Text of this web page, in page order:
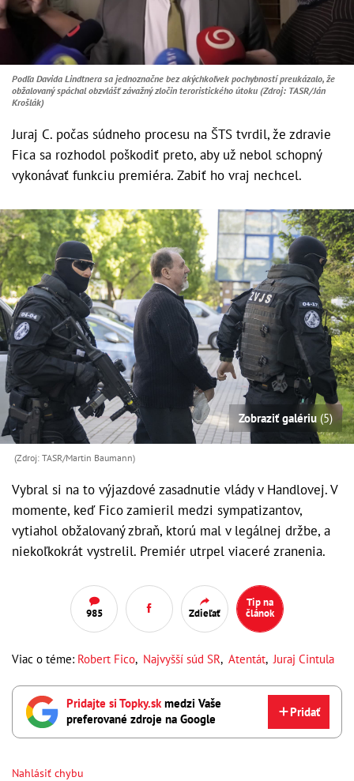
Podľa Davida Lindtnera sa jednoznačne bez akýchkoľvek pochybností preukázalo, že
obžalovaný spáchal obzvlášť závažný zločin teroristického útoku (Zdroj: TASR/Ján
Krošlák)
Juraj C. počas súdneho procesu na ŠTS tvrdil, že zdravie
Fica sa rozhodol poškodiť preto, aby už nebol schopný
vykonávať funkciu premiéra. Zabiť ho vraj nechcel.
Zobraziť galériu (5)
(Zdroj: TASR/Martin Baumann)
Vybral si na to výjazdové zasadnutie vlády v Handlovej. V
momente, keď Fico zamieril medzi sympatizantov,
vytiahol obžalovaný zbraň, ktorú mal v legálnej držbe, a
niekoľkokrát vystrelil. Premiér utrpel viaceré zranenia.
985 Zdieľať
Tip na
článok
Viac o téme: Robert Fico, Najvyšší súd SR, Atentát, Juraj Cintula
Pridajte si Topky.skmedzi Vaše
preferované zdroje na Google
Pridať
Nahlásiť chybu